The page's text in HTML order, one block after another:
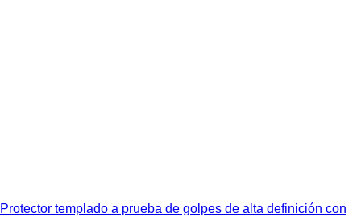
Protector templado a prueba de golpes de alta definición con